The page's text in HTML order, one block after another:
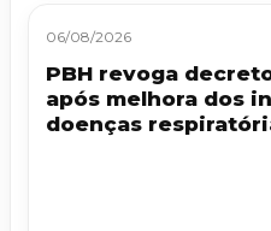
06/08/2026
PBH revoga
após melhora dos
doenças